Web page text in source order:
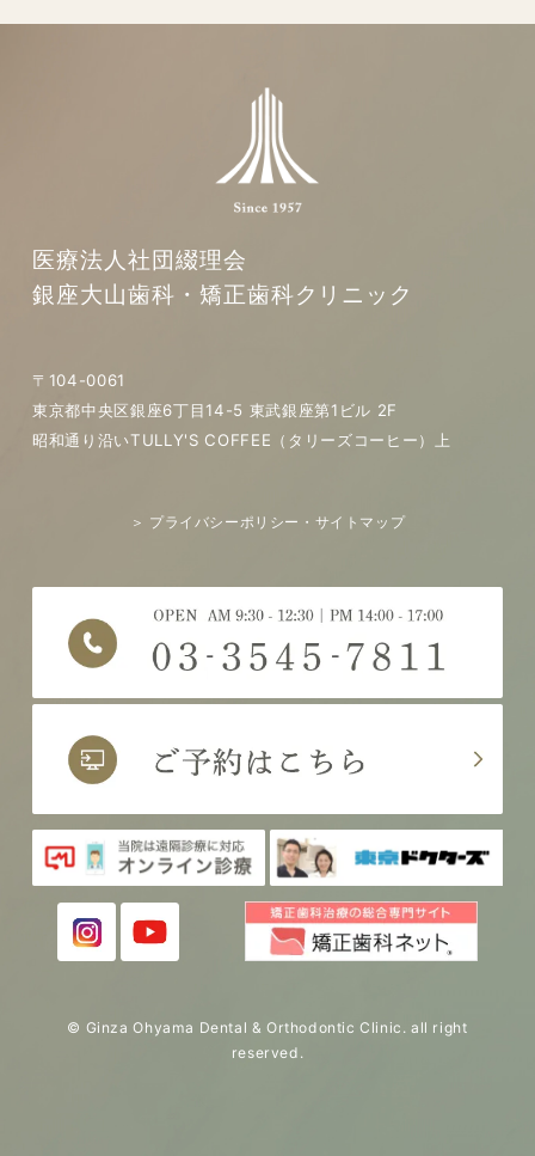
医療法人社団綴理会
銀座大山歯科・矯正歯科クリニック
〒104-0061
東京都中央区銀座6丁目14-5 東武銀座第1ビル 2F
昭和通り沿いTULLY'S COFFEE（タリーズコーヒー）上
＞ プライバシーポリシー・サイトマップ
© Ginza Ohyama Dental & Orthodontic Clinic. all right
reserved.